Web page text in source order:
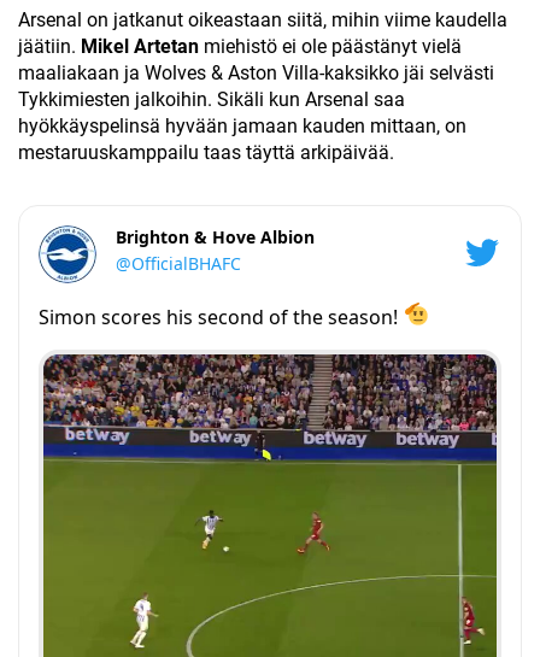
Arsenal on jatkanut oikeastaan siitä, mihin viime kaudella
jäätiin. Mikel Artetan miehistö ei ole päästänyt vielä
maaliakaan ja Wolves & Aston Villa-kaksikko jäi selvästi
Tykkimiesten jalkoihin. Sikäli kun Arsenal saa
hyökkäyspelinsä hyvään jamaan kauden mittaan, on
mestaruuskamppailu taas täyttä arkipäivää.
Brighton & Hove Albion
@OfficialBHAFC
Simon scores his second of the season!